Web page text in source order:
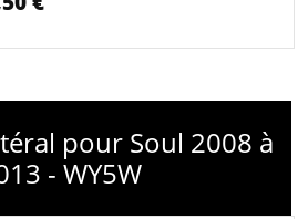
pour Soul 2008 à
- WY5W